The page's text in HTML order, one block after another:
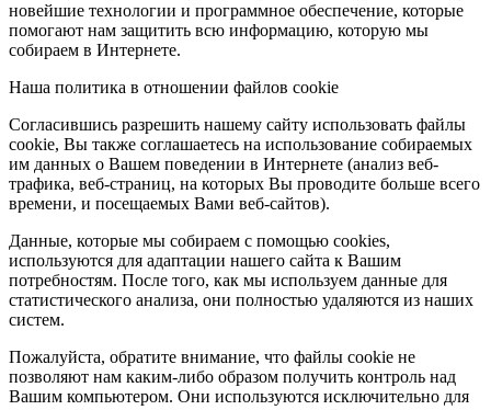
новейшие технологии и программное обеспечение, которые
помогают нам защитить всю информацию, которую мы
собираем в Интернете.
Наша политика в отношении файлов cookie
Согласившись разрешить нашему сайту использовать файлы
cookie, Вы также соглашаетесь на использование собираемых
им данных о Вашем поведении в Интернете (анализ веб-
трафика, веб-страниц, на которых Вы проводите больше всего
времени, и посещаемых Вами веб-сайтов).
Данные, которые мы собираем с помощью cookies,
используются для адаптации нашего сайта к Вашим
потребностям. После того, как мы используем данные для
статистического анализа, они полностью удаляются из наших
систем.
Пожалуйста, обратите внимание, что файлы cookie не
позволяют нам каким-либо образом получить контроль над
Вашим компьютером. Они используются исключительно для